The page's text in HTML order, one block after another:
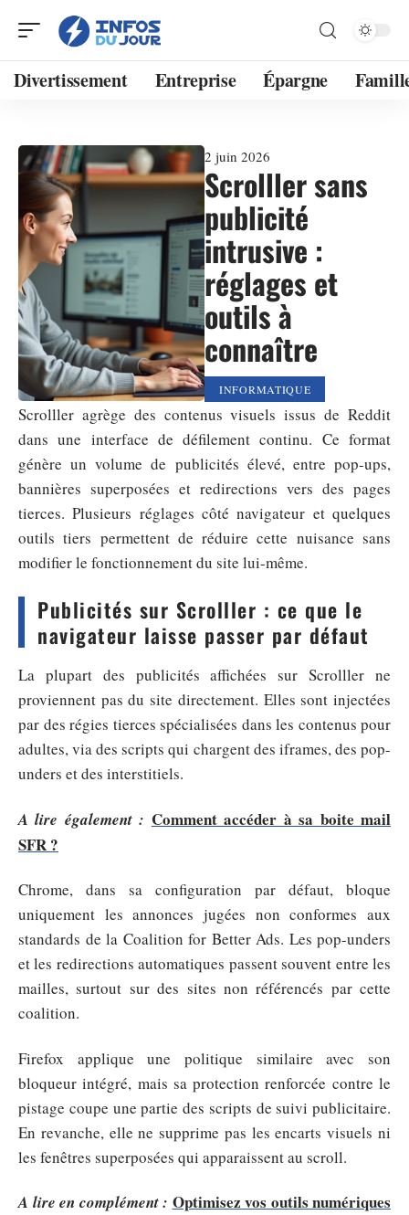
Divertissement Entreprise Épargne
2 juin 2026
Scrolller sans
publicité
intrusive :
réglages et
outils à
connaître
INFORMATIQUE
Scrolller agrège des contenus visuels issus de Reddit
dans une interface de défilement continu. Ce format
génère un volume de publicités élevé, entre pop-ups,
bannières superposées et redirections vers des pages
tierces. Plusieurs réglages côté navigateur et quelques
outils tiers permettent de réduire cette nuisance sans
modifier le fonctionnement du site lui-même.
Publicités sur Scrolller : ce que le
navigateur laisse passer par défaut
La plupart des publicités affichées sur Scrolller ne
proviennent pas du site directement. Elles sont injectées
par des régies tierces spécialisées dans les contenus pour
adultes, via des scripts qui chargent des iframes, des pop-
unders et des interstitiels.
A lire également : Comment accéder à sa boite mail
SFR ?
Chrome, dans sa configuration par défaut, bloque
uniquement les annonces jugées non conformes aux
standards de la Coalition for Better Ads. Les pop-unders
et les redirections automatiques passent souvent entre les
mailles, surtout sur des sites non référencés par cette
coalition.
Firefox applique une politique similaire avec son
bloqueur intégré, mais sa protection renforcée contre le
pistage coupe une partie des scripts de suivi publicitaire.
En revanche, elle ne supprime pas les encarts visuels ni
les fenêtres superposées qui apparaissent au scroll.
A lire en complément : Optimisez vos outils numériques